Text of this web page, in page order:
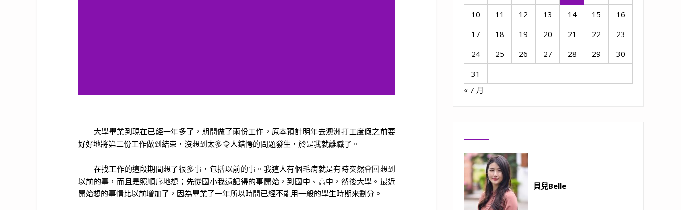
大學畢業到現在已經一年多了，期間做了兩份工作，原本預計明年去澳洲打工度假之前要
好好地將第二份工作做到結束，沒想到太多令人錯愕的問題發生，於是我就離職了。
在找工作的這段期間想了很多事，包括以前的事。我這人有個毛病就是有時突然會回想到
以前的事，而且是照順序地想；先從國小我還記得的事開始，到國中、高中，然後大學。最近
開始想的事情比以前增加了，因為畢業了一年所以時間已經不能用一般的學生時期來劃分。
10
11 12 13 14 15
16
17
18 19 20 21 22
23
24
25 26 27 28 29
30
31
« 7 月
貝兒Belle